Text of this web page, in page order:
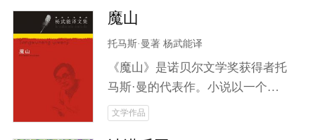
感动中国网商奖。生命里无法承受
之重，他都能承受，唯有爱情例
外。那是一个美丽善良，并且健康
的姑娘，他们相爱了。他们之间的
爱，像空气那般轻，他也承受不
起；他们之间的爱，像空气那般不
可或缺，他却不得不远离。他和
巢，占据了当红记者的SOHO公
寓。 一个单身男记者，一群求生存
态，折射怎样的人间百态？各种角
色粉墨登场，别样的日子或捧腹，
或悲催，或奋发，在那个单身
SOHO公寓悲喜交加地上演着一个
魔山
托马斯·曼著 杨武能译
《魔山》是诺贝尔文学奖获得者托
马斯·曼的代表作。小说以一个山
庄疗养院为中心，描写了欧洲许多
文学作品